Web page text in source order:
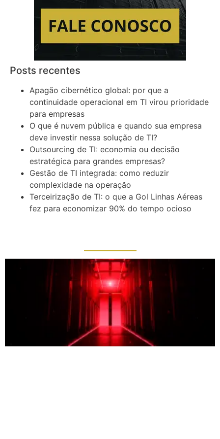
Posts recentes
Apagão cibernético global: por que a
continuidade operacional em TI virou prioridade
para empresas
O que é nuvem pública e quando sua empresa
deve investir nessa solução de TI?
Outsourcing de TI: economia ou decisão
estratégica para grandes empresas?
Gestão de TI integrada: como reduzir
complexidade na operação
Terceirização de TI: o que a Gol Linhas Aéreas
fez para economizar 90% do tempo ocioso